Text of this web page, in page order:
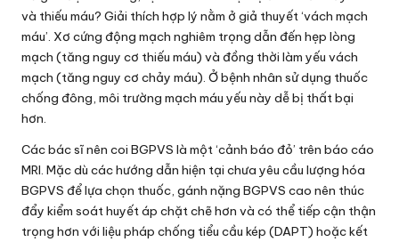
và thiếu máu? Giải thích hợp lý nằm ở giả thuyết ‘vách mạch
máu’. Xơ cứng động mạch nghiêm trọng dẫn đến hẹp lòng
mạch (tăng nguy cơ thiếu máu) và đồng thời làm yếu vách
mạch (tăng nguy cơ chảy máu). Ở bệnh nhân sử dụng thuốc
chống đông, môi trường mạch máu yếu này dễ bị thất bại
hơn.
Các bác sĩ nên coi BGPVS là một ‘cảnh báo đỏ’ trên báo cáo
MRI. Mặc dù các hướng dẫn hiện tại chưa yêu cầu lượng hóa
BGPVS để lựa chọn thuốc, gánh nặng BGPVS cao nên thúc
đẩy kiểm soát huyết áp chặt chẽ hơn và có thể tiếp cận thận
trọng hơn với liệu pháp chống tiểu cầu kép (DAPT) hoặc kết